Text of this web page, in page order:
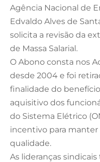
Agência Nacional de
Edvaldo Alves de
solicita a revisão da
de Massa Salarial.
O Abono consta nos
desde 2004 e foi
finalidade do
aquisitivo dos
do Sistema Elétrico (
incentivo para manter
qualidade.
As lideranças